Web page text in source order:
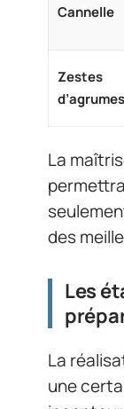
Cannelle
Zestes
d’agrumes
La
des
Les
La
une